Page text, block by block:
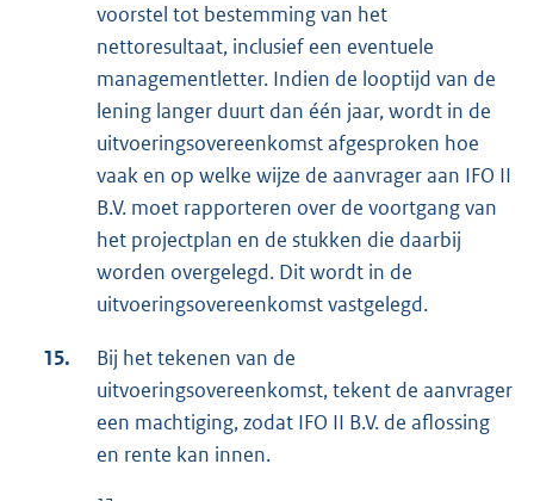
voorstel tot bestemming van het
nettoresultaat, inclusief een eventuele
managementletter. Indien de looptijd van de
lening langer duurt dan één jaar, wordt in de
uitvoeringsovereenkomst afgesproken hoe
vaak en op welke wijze de aanvrager aan IFO II
B.V. moet rapporteren over de voortgang van
het projectplan en de stukken die daarbij
worden overgelegd. Dit wordt in de
uitvoeringsovereenkomst vastgelegd.
15.
Bij het tekenen van de
uitvoeringsovereenkomst, tekent de aanvrager
een machtiging, zodat IFO II B.V. de aflossing
en rente kan innen.